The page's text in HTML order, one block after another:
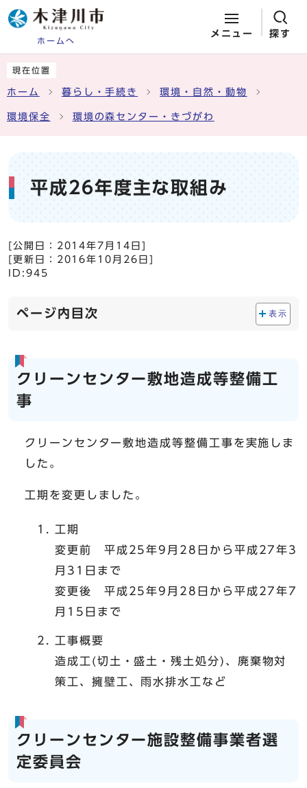
ホームへ
メニュー 探す
現在位置
ホーム 暮らし・手続き 環境・自然・動物
環境保全 環境の森センター・きづがわ
平成26年度主な取組み
[公開日： 2014年7月14日
[更新日： 2016年10月26日
ID:945
ページ内目次 表示
クリーンセンター敷地造成等整備工
事
クリーンセンター敷地造成等整備工事を実施しま
した。
工期を変更しました。
工期
変更前 平成25年9月28日から平成27年3
月31日まで
変更後 平成25年9月28日から平成27年7
月15日まで
工事概要
造成工(切土・盛土・残土処分)、廃棄物対
策工、擁壁工、雨水排水工など
クリーンセンター施設整備事業者選
定委員会